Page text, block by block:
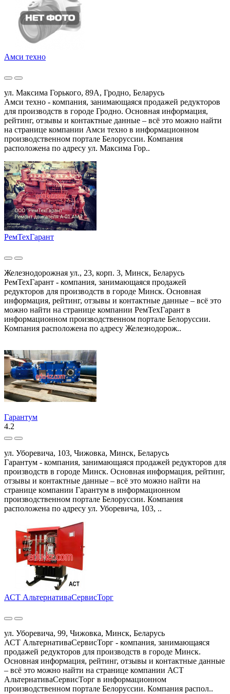
Амси техно
ул. Максима Горького, 89А, Гродно, Беларусь
Амси техно - компания, занимающаяся продажей редукторов
для производств в городе Гродно. Основная информация,
рейтинг, отзывы и контактные данные – всё это можно найти
на странице компании Амси техно в информационном
производственном портале Белоруссии. Компания
расположена по адресу ул. Максима Гор..
РемТехГарант
Железнодорожная ул., 23, корп. 3, Минск, Беларусь
РемТехГарант - компания, занимающаяся продажей
редукторов для производств в городе Минск. Основная
информация, рейтинг, отзывы и контактные данные – всё это
можно найти на странице компании РемТехГарант в
информационном производственном портале Белоруссии.
Компания расположена по адресу Железнодорож..
Гарантум
4.2
ул. Уборевича, 103, Чижовка, Минск, Беларусь
Гарантум - компания, занимающаяся продажей редукторов для
производств в городе Минск. Основная информация, рейтинг,
отзывы и контактные данные – всё это можно найти на
странице компании Гарантум в информационном
производственном портале Белоруссии. Компания
расположена по адресу ул. Уборевича, 103, ..
АСТ АльтернативаСервисТорг
ул. Уборевича, 99, Чижовка, Минск, Беларусь
АСТ АльтернативаСервисТорг - компания, занимающаяся
продажей редукторов для производств в городе Минск.
Основная информация, рейтинг, отзывы и контактные данные
– всё это можно найти на странице компании АСТ
АльтернативаСервисТорг в информационном
производственном портале Белоруссии. Компания распол..